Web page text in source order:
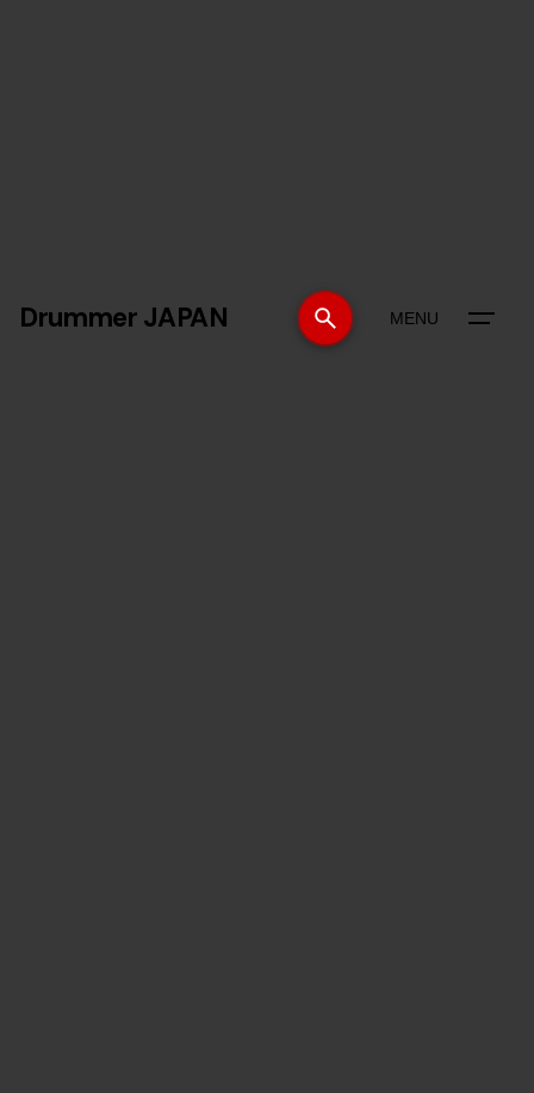
Drummer JAPAN MENU